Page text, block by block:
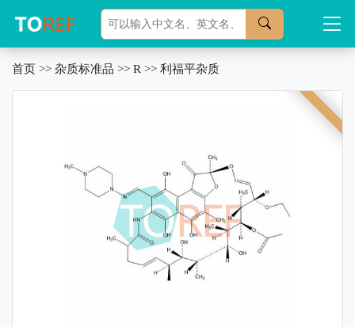
首页 >> 杂质标准品 >> R >> 利福平杂质